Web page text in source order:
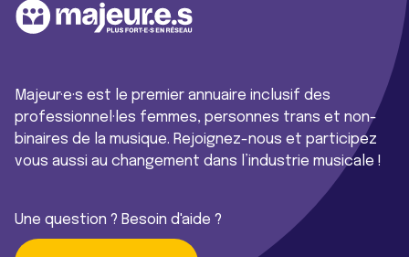
Majeur·e·s est le premier annuaire inclusif des
professionnel·les femmes, personnes trans et non-
binaires de la musique. Rejoignez-nous et participez
vous aussi au changement dans l’industrie musicale !
Une question ? Besoin d'aide ?